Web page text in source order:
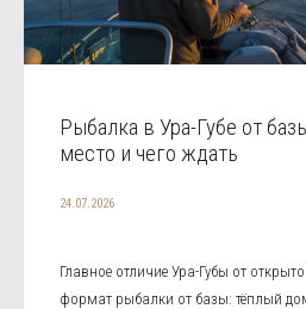
Рыбалка в Ура-Губе от
место и чего ждать
24.07.2026
Главное отличие Ура-Губы от
формат рыбалки от базы: тёплый